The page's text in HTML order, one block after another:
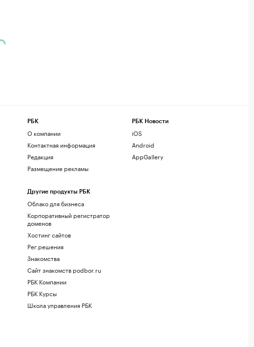
РБК
О компании
Контактная информация
Редакция
Размещение рекламы
Другие продукты РБК
Облако для бизнеса
Корпоративный регистратор
доменов
Хостинг сайтов
Рег.решения
Знакомства
Сайт знакомств podbor.ru
РБК Компании
РБК Курсы
Школа управления РБК
РБК Новости
iOS
Android
AppGallery